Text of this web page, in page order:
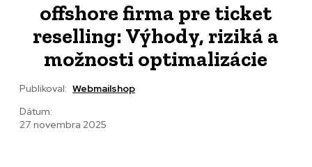
offshore firma pre ticket
reselling: Výhody, riziká a
možnosti optimalizácie
Publikoval: Webmailshop
Dátum:
27. novembra 2025